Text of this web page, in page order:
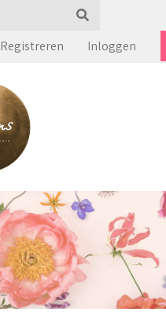
Registreren Inloggen